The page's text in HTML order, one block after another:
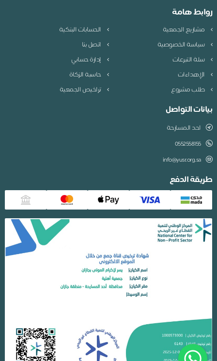
روابط هامة
مشاريع الجمعية
الحسابات البنكية
سياسة الخصوصية
اتصل بنا
سلة التبرعات
إدارة حسابي
الإهداءات
حاسبة الزكاة
طلب مشروع
تراخيص الجمعية
بيانات التواصل
احد المسارحة
0552558155
info@yusr.org.sa
طريقة الدفع